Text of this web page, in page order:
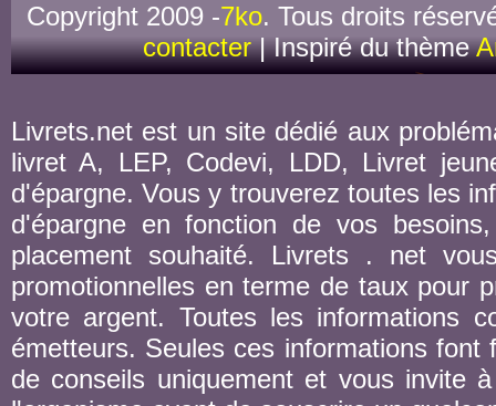
Copyright 2009 -7ko. Tous droits
contacter| Inspiré du thème
Livrets.net est un site dédié aux
livret A, LEP, Codevi, LDD, Livret
d'épargne. Vous y trouverez toutes les
d'épargne en fonction de vos
placement souhaité. Livrets . net
promotionnelles en terme de taux pour
votre argent. Toutes les informations
émetteurs. Seules ces informations
de conseils uniquement et vous invite